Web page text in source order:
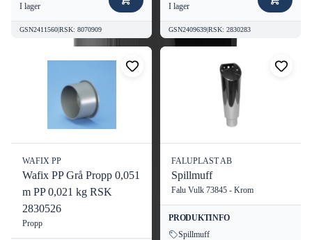
I lager
GSN2411560|RSK: 8070909
I lager
GSN2409639|RSK: 2830283
WAFIX PP
Wafix PP Grå Propp 0,051
m PP 0,021 kg RSK
2830526
Propp
FALUPLAST AB
Spillmuff
Falu Vulk 73845 - Krom
PRODUKTINFO
Spillmuff